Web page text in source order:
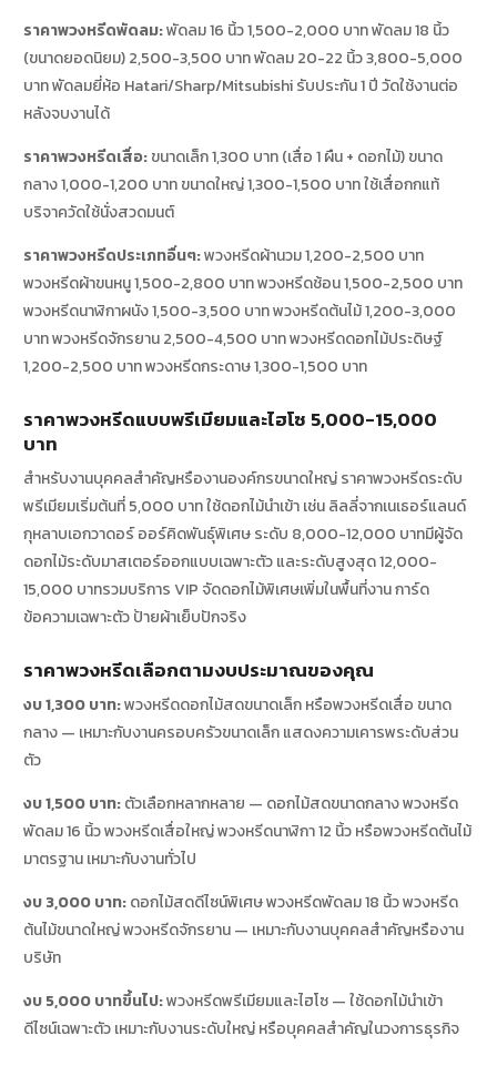
ราคาพวงหรีดพัดลม:พัดลม 16 นิ้ว 1,500-2,000 บาท พัดลม 18 นิ้ว
(ขนาดยอดนิยม) 2,500-3,500 บาท พัดลม 20-22 นิ้ว 3,800-5,000
บาท พัดลมยี่ห้อ Hatari/Sharp/Mitsubishi รับประกัน 1 ปี วัดใช้งานต่อ
หลังจบงานได้
ราคาพวงหรีดเสื่อ:ขนาดเล็ก 1,300 บาท (เสื่อ 1 ผืน + ดอกไม้) ขนาด
กลาง 1,000-1,200 บาท ขนาดใหญ่ 1,300-1,500 บาท ใช้เสื่อกกแท้
บริจาควัดใช้นั่งสวดมนต์
ราคาพวงหรีดประเภทอื่นๆ:พวงหรีดผ้านวม 1,200-2,500 บาท
พวงหรีดผ้าขนหนู 1,500-2,800 บาท พวงหรีดช้อน 1,500-2,500 บาท
พวงหรีดนาฬิกาผนัง 1,500-3,500 บาท พวงหรีดต้นไม้ 1,200-3,000
บาท พวงหรีดจักรยาน 2,500-4,500 บาท พวงหรีดดอกไม้ประดิษฐ์
1,200-2,500 บาท พวงหรีดกระดาษ 1,300-1,500 บาท
ราคาพวงหรีดแบบพรีเมียมและไฮโซ 5,000-15,000
บาท
สำหรับงานบุคคลสำคัญหรืองานองค์กรขนาดใหญ่ ราคาพวงหรีดระดับ
พรีเมียมเริ่มต้นที่ 5,000 บาท ใช้ดอกไม้นำเข้า เช่น ลิลลี่จากเนเธอร์แลนด์
กุหลาบเอกวาดอร์ ออร์คิดพันธุ์พิเศษ ระดับ 8,000-12,000 บาทมีผู้จัด
ดอกไม้ระดับมาสเตอร์ออกแบบเฉพาะตัว และระดับสูงสุด 12,000-
15,000 บาทรวมบริการ VIP จัดดอกไม้พิเศษเพิ่มในพื้นที่งาน การ์ด
ข้อความเฉพาะตัว ป้ายผ้าเย็บปักจริง
ราคาพวงหรีดเลือกตามงบประมาณของคุณ
งบ 1,300 บาท:พวงหรีดดอกไม้สดขนาดเล็ก หรือพวงหรีดเสื่อ ขนาด
กลาง — เหมาะกับงานครอบครัวขนาดเล็ก แสดงความเคารพระดับส่วน
ตัว
งบ 1,500 บาท:ตัวเลือกหลากหลาย — ดอกไม้สดขนาดกลาง พวงหรีด
พัดลม 16 นิ้ว พวงหรีดเสื่อใหญ่ พวงหรีดนาฬิกา 12 นิ้ว หรือพวงหรีดต้นไม้
มาตรฐาน เหมาะกับงานทั่วไป
งบ 3,000 บาท:ดอกไม้สดดีไซน์พิเศษ พวงหรีดพัดลม 18 นิ้ว พวงหรีด
ต้นไม้ขนาดใหญ่ พวงหรีดจักรยาน — เหมาะกับงานบุคคลสำคัญหรืองาน
บริษัท
งบ 5,000 บาทขึ้นไป:พวงหรีดพรีเมียมและไฮโซ — ใช้ดอกไม้นำเข้า
ดีไซน์เฉพาะตัว เหมาะกับงานระดับใหญ่ หรือบุคคลสำคัญในวงการธุรกิจ